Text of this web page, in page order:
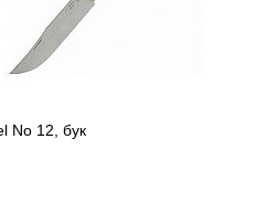
No 12, бук